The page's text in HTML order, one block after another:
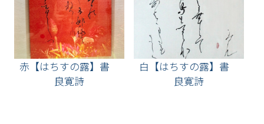
赤【はちすの露】書
良寛詩
白【はちすの露】書
良寛詩